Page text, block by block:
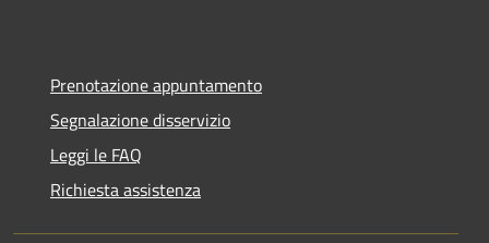
Prenotazione appuntamento
Segnalazione disservizio
Leggi le FAQ
Richiesta assistenza